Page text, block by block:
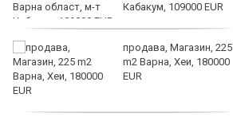
Кабакум, 109000 EUR
продава, Магазин, 225
m2 Варна, Хеи, 180000
EUR